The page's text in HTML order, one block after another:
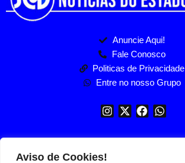
Aviso de Cookies!
Anuncie Aqui!
Fale Conosco
Politicas de Privacidade
Entre no nosso Grupo